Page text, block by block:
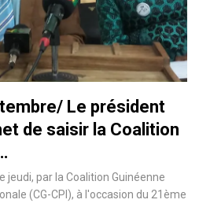
Le président
de saisir la Coalition
jeudi, par la Coalition Guinéenne
(CG-CPI), à l'occasion du 21ème